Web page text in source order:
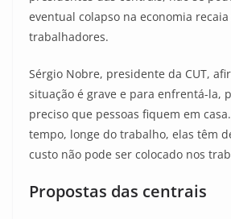
eventual colapso na economia
trabalhadores.
Sérgio Nobre, presidente da CUT,
situação é grave e para enfrentá-la,
preciso que pessoas fiquem em
tempo, longe do trabalho, elas têm
custo não pode ser colocado nos
Propostas das centrais